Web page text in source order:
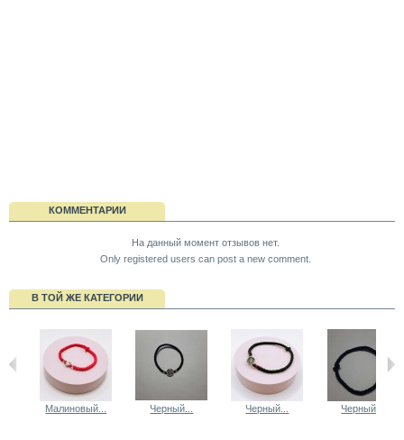
КОММЕНТАРИИ
На данный момент отзывов нет.
Only registered users can post a new comment.
В ТОЙ ЖЕ КАТЕГОРИИ
Малиновый... Черный... Черный... Черный...